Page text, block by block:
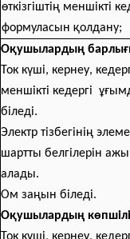
өткiзгiштiң меншiктi
формуласын қолдану;
Оқушылардың
Ток күші, кернеу,
меншікті кедергі
біледі.
Электр тізбегінің
шартты белгілерін
алады.
Ом заңын біледі.
Оқушылардың